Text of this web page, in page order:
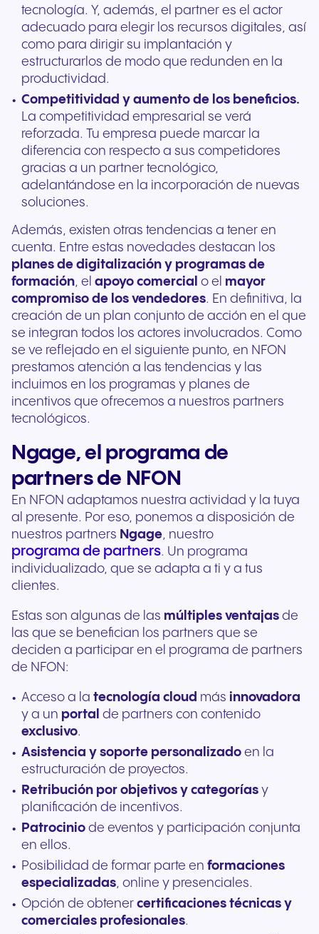
tecnología. Y, además, el partner es el actor
adecuado para elegir los recursos digitales, así
como para dirigir su implantación y
estructurarlos de modo que redunden en la
productividad.
Competitividad y aumento de los beneficios.
La competitividad empresarial se verá
reforzada. Tu empresa puede marcar la
diferencia con respecto a sus competidores
gracias a un partner tecnológico,
adelantándose en la incorporación de nuevas
soluciones.
Además, existen otras tendencias a tener en
cuenta. Entre estas novedades destacan los
planes de digitalización y programas de
formación, el apoyo comercial o el mayor
compromiso de los vendedores. En definitiva, la
creación de un plan conjunto de acción en el que
se integran todos los actores involucrados. Como
se ve reflejado en el siguiente punto, en NFON
prestamos atención a las tendencias y las
incluimos en los programas y planes de
incentivos que ofrecemos a nuestros partners
tecnológicos.
Ngage, el programa de
partners de NFON
En NFON adaptamos nuestra actividad y la tuya
al presente. Por eso, ponemos a disposición de
nuestros partners Ngage, nuestro
programa de partners. Un programa
individualizado, que se adapta a ti y a tus
clientes.
Estas son algunas de las múltiples ventajas de
las que se benefician los partners que se
deciden a participar en el programa de partners
de NFON:
Acceso a latecnología cloud másinnovadora
y a un portal de partners con contenido
exclusivo.
Asistencia y soporte personalizado en la
estructuración de proyectos.
Retribución por objetivos y categorías y
planificación de incentivos.
Patrocinio de eventos y participación conjunta
en ellos.
Posibilidad de formar parte enformaciones
especializadas, online y presenciales.
Opción de obtenercertificaciones técnicas y
comerciales profesionales.